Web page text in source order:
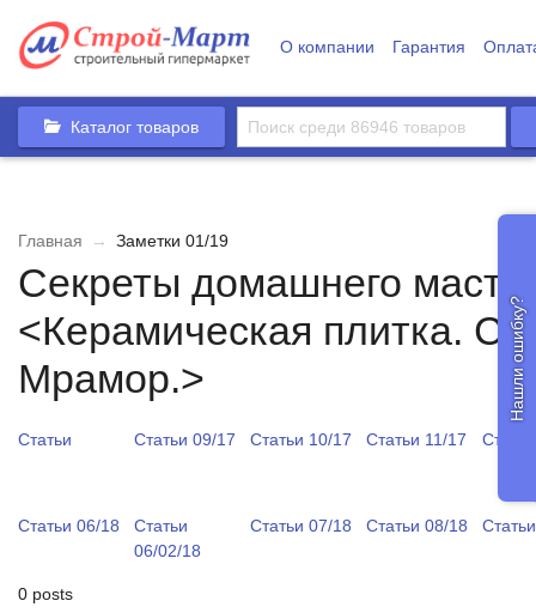
О компании Гарантия
Каталог товаров
Главная → Заметки 01/19
Секреты домашнего
<Керамическая плитка.
Мрамор.>
Статьи Статьи 09/17 Статьи 10/17 Статьи 11/17
Статьи 06/18
Статьи
06/02/18
Статьи 07/18 Статьи 08/18
0 posts
Нашли ошибку?